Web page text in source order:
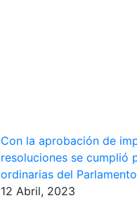
Con la aprobación de
resoluciones se cumplió
ordinarias del
12 Abril, 2023